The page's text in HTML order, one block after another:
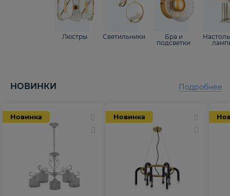
Люстры Светильники
Бра и
подсветки
НОВИНКИ
Новинка Новинка
Подробнее